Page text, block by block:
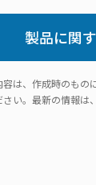
製品に関
は、作成時のもの
い。最新の情報は